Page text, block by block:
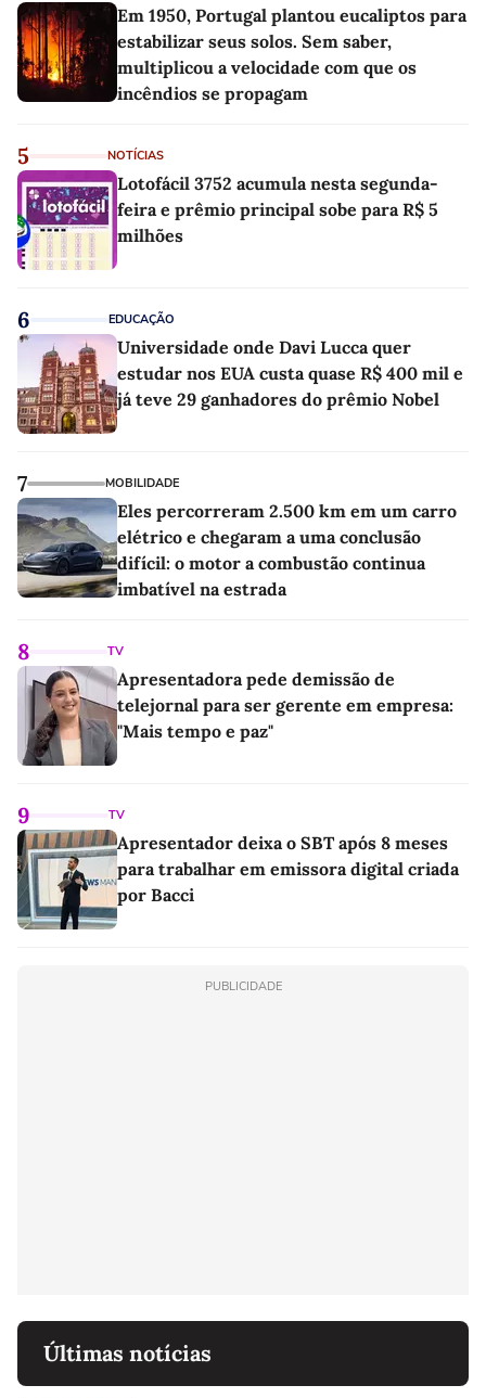
Em 1950, Portugal plantou eucaliptos para
estabilizar seus solos. Sem saber,
multiplicou a velocidade com que os
incêndios se propagam
5 NOTÍCIAS
Lotofácil 3752 acumula nesta segunda-
feira e prêmio principal sobe para R$ 5
milhões
6 EDUCAÇÃO
Universidade onde Davi Lucca quer
estudar nos EUA custa quase R$ 400 mil e
já teve 29 ganhadores do prêmio Nobel
7 MOBILIDADE
Eles percorreram 2.500 km em um carro
elétrico e chegaram a uma conclusão
difícil: o motor a combustão continua
imbatível na estrada
8 TV
Apresentadora pede demissão de
telejornal para ser gerente em empresa:
"Mais tempo e paz"
9 TV
Apresentador deixa o SBT após 8 meses
para trabalhar em emissora digital criada
por Bacci
PUBLICIDADE
Últimas notícias